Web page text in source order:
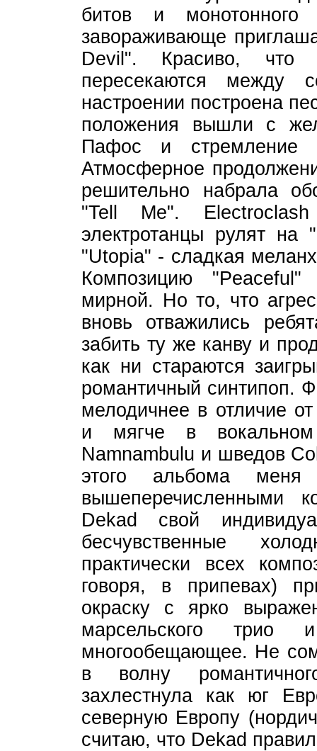
битов и монотонного
завораживающе
Devil". Красиво, что
пересекаются
настроении построена
положения вышли с
Пафос и стремление
Атмосферное
решительно набрала
"Tell Me".
электротанцы рулят на
"Utopia" - сладкая
Композицию
мирной. Но то, что
вновь отважились
забить ту же канву и
как ни стараются
романтичный синтипоп.
мелодичнее в отличие
и мягче в
Namnambulu и шведов
этого альбома меня
вышеперечисленными
Dekad свой
бесчувственные
практически всех
говоря, в припевах)
окраску с ярко
марсельского трио
многообещающее. Не
в волну
захлестнула как юг
северную Европу
считаю, что Dekad